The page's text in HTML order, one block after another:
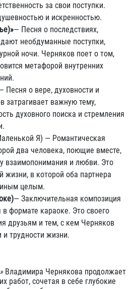
за свои поступки.
и искренностью.
— Песня о последствиях,
необдуманные поступки,
ночи. Черняков поет о том,
метафорой внутренних
Песня о вере, духовности и
затрагивает важную тему,
духовного поиска и стремления
Я) — Романтическая
два человека, поющие вместе,
взаимопонимания и любви. Это
жизни, в которой оба партнера
целым.
— Заключительная композиция
формате караоке. Это своего
друзьям и тем, с кем Черняков
и трудности жизни.
Владимира Чернякова продолжает
работ, сочетая в себе глубокие